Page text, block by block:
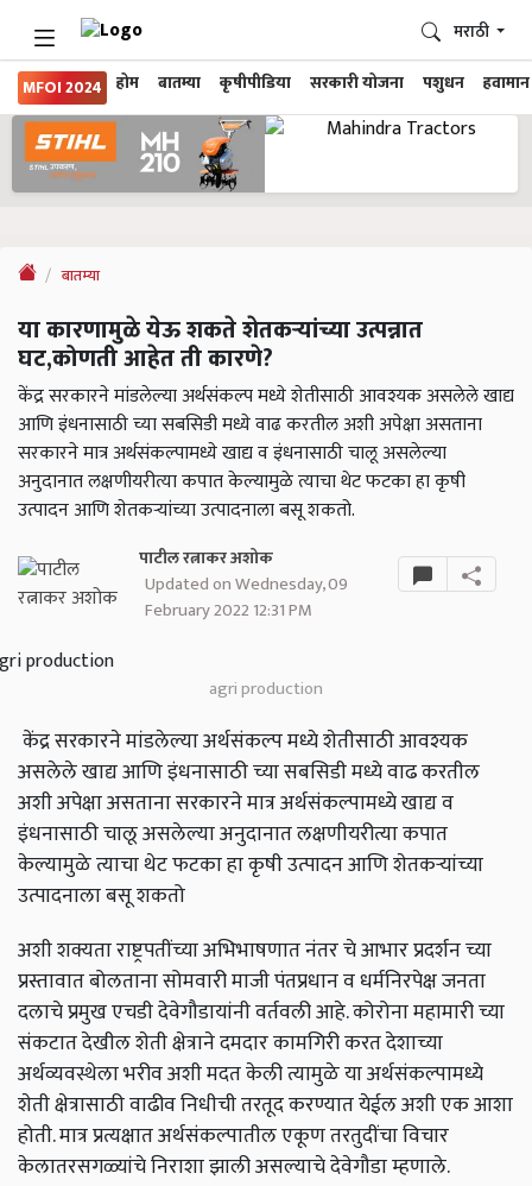
MFOI 2024 होम बातम्या कृषीपीडिया सरकारी योजना पशुधन हवामान
मराठी
बातम्या
या कारणामुळे येऊ शकते शेतकऱ्यांच्या उत्पन्नात
घट,कोणती आहेत ती कारणे?
केंद्र सरकारने मांडलेल्या अर्थसंकल्प मध्ये शेतीसाठी आवश्यक असलेले खाद्य
आणि इंधनासाठी च्या सबसिडी मध्ये वाढ करतील अशी अपेक्षा असताना
सरकारने मात्र अर्थसंकल्पामध्ये खाद्य व इंधनासाठी चालू असलेल्या
अनुदानात लक्षणीयरीत्या कपात केल्यामुळे त्याचा थेट फटका हा कृषी
उत्पादन आणि शेतकऱ्यांच्या उत्पादनाला बसू शकतो.
पाटील रत्नाकर अशोक
Updated on Wednesday, 09
February 2022 12:31 PM
agri production
केंद्र सरकारने मांडलेल्या अर्थसंकल्प मध्ये शेतीसाठी आवश्यक
असलेले खाद्य आणि इंधनासाठी च्या सबसिडी मध्ये वाढ करतील
अशी अपेक्षा असताना सरकारने मात्र अर्थसंकल्पामध्ये खाद्य व
इंधनासाठी चालू असलेल्या अनुदानात लक्षणीयरीत्या कपात
केल्यामुळे त्याचा थेट फटका हा कृषी उत्पादन आणि शेतकऱ्यांच्या
उत्पादनाला बसू शकतो
अशी शक्यता राष्ट्रपतींच्या अभिभाषणात नंतर चे आभार प्रदर्शन च्या
प्रस्तावात बोलताना सोमवारी माजी पंतप्रधान व धर्मनिरपेक्ष जनता
दलाचे प्रमुख एचडी देवेगौडायांनी वर्तवली आहे. कोरोना महामारी च्या
संकटात देखील शेती क्षेत्राने दमदार कामगिरी करत देशाच्या
अर्थव्यवस्थेला भरीव अशी मदत केली त्यामुळे या अर्थसंकल्पामध्ये
शेती क्षेत्रासाठी वाढीव निधीची तरतूद करण्यात येईल अशी एक आशा
होती. मात्र प्रत्यक्षात अर्थसंकल्पातील एकूण तरतुदींचा विचार
केलातरसगळ्यांचे निराशा झाली असल्याचे देवेगौडा म्हणाले.